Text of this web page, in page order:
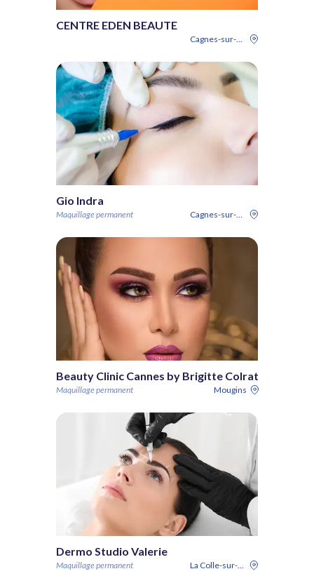
CENTRE EDEN BEAUTE
Cagnes-sur-Mer
Gio Indra
Maquillage permanent Cagnes-sur-Mer
Beauty Clinic Cannes by Brigitte Colrat
Maquillage permanent Mougins
Dermo Studio Valerie
Maquillage permanent La Colle-sur-Loup